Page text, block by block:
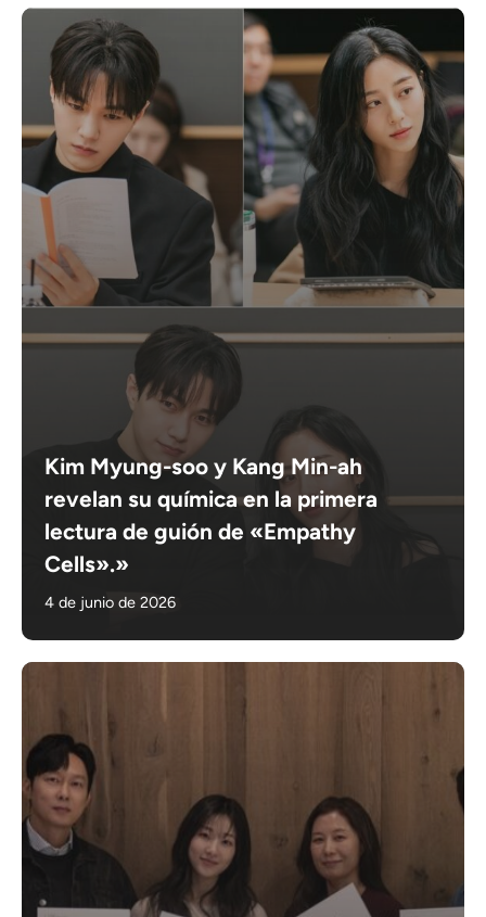
Kim Myung-soo y Kang Min-ah
revelan su química en la primera
lectura de guión de «Empathy
Cells».»
4 de junio de 2026